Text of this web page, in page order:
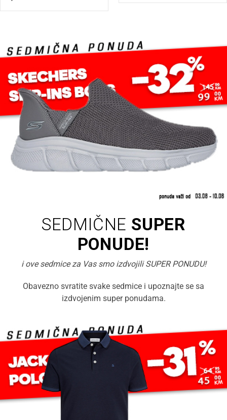
SEDMIČNE SUPER
PONUDE!
i ove sedmice za Vas smo izdvojili SUPER PONUDU!
Obavezno svratite svake sedmice i upoznajte se sa
izdvojenim super ponudama.